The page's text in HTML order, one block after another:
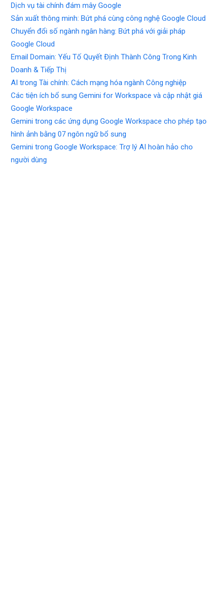
Dịch vụ tài chính đám mây Google
Sản xuất thông minh: Bứt phá cùng công nghệ Google Cloud
Chuyển đổi số ngành ngân hàng: Bứt phá với giải pháp
Google Cloud
Email Domain: Yếu Tố Quyết Định Thành Công Trong Kinh
Doanh & Tiếp Thị
AI trong Tài chính: Cách mạng hóa ngành Công nghiệp
Các tiện ích bổ sung Gemini for Workspace và cập nhật giá
Google Workspace
Gemini trong các ứng dụng Google Workspace cho phép tạo
hình ảnh bằng 07 ngôn ngữ bổ sung
Gemini trong Google Workspace: Trợ lý AI hoàn hảo cho
người dùng